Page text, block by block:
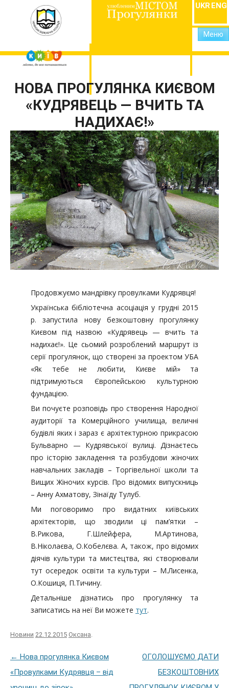
UKRENG
Меню
НОВА ПРОГУЛЯНКА КИЄВОМ
«КУДРЯВЕЦЬ — ВЧИТЬ ТА
НАДИХАЄ!»
Продовжуємо мандрівку провулками Кудрявця!
Українська бібліотечна асоціація у грудні 2015
р. запустила нову безкоштовну прогулянку
Києвом під назвою «Кудрявець — вчить та
надихає!». Це сьомий розроблений маршрут із
серії прогулянок, що створені за проектом УБА
«Як тебе не любити, Києве мій» та
підтримуються Європейською культурною
фундацією.
Ви почуєте розповідь про створення Народної
аудиторії та Комерційного училища, величні
будівлі яких і зараз є архітектурною прикрасою
Бульварно — Кудрявської вулиці. Дізнаєтесь
про історію закладення та розбудови жіночих
навчальних закладів – Торгівельної школи та
Вищих Жіночих курсів. Про відомих випускниць
– Анну Ахматову, Зінаїду Тулуб.
Ми поговоримо про видатних київських
архітекторів, що зводили ці пам’ятки –
В.Рикова, Г.Шлейфера, М.Артинова,
В.Ніколаєва, О.Кобелєва. А, також, про відомих
діячів культури та мистецтва, які створювали
тут осередок освіти та культури – М.Лисенка,
О.Кошиця, П.Тичину.
Детальніше дізнатись про прогулянку та
записатись на неї Ви можете тут.
Новини 22.12.2015 Оксана.
Post navigation
← Нова прогулянка Києвом
«Провулками Кудрявця – від
ОГОЛОШУЄМО ДАТИ
БЕЗКОШТОВНИХ